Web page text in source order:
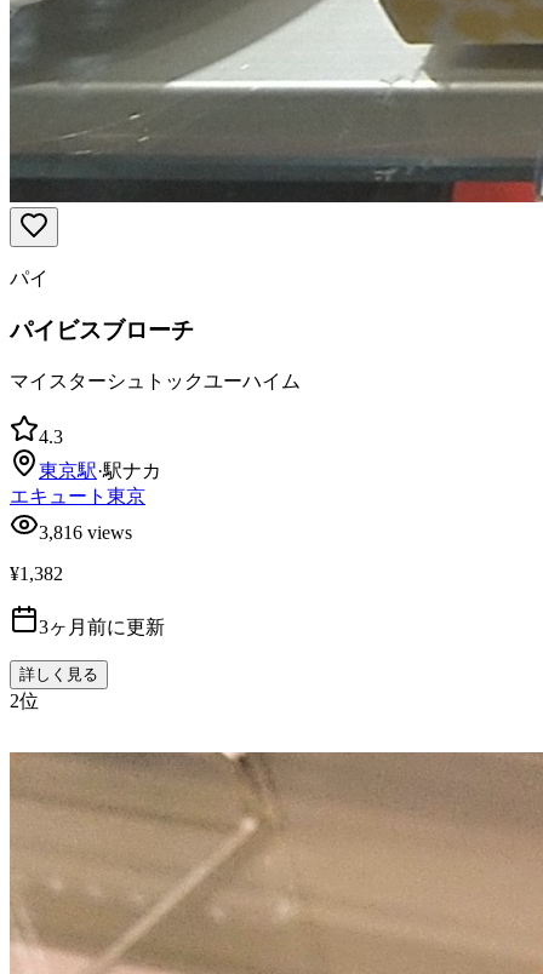
パイ
パイビスブローチ
マイスターシュトックユーハイム
4.3
東京駅·駅ナカ
エキュート東京
3,816 views
¥1,382
3ヶ月前に更新
詳しく見る
2位